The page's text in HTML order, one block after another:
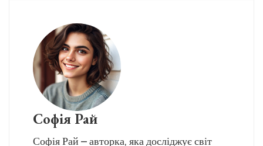
Софія Рай
Софія Рай – авторка, яка досліджує світ